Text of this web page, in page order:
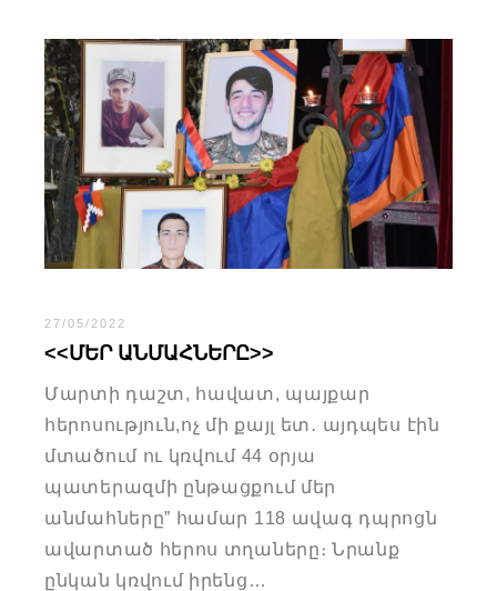
27/05/2022
<<ՄԵՐ ԱՆՄԱՀՆԵՐԸ>>
Մարտի դաշտ, հավատ, պայքար
հերոսություն,ոչ մի քայլ ետ․ այդպես էին
մտածում ու կռվում 44 օրյա
պատերազմի ընթացքում մեր
անմահները” համար 118 ավագ դպրոցն
ավարտած հերոս տղաները։ Նրանք
ընկան կռվում իրենց…